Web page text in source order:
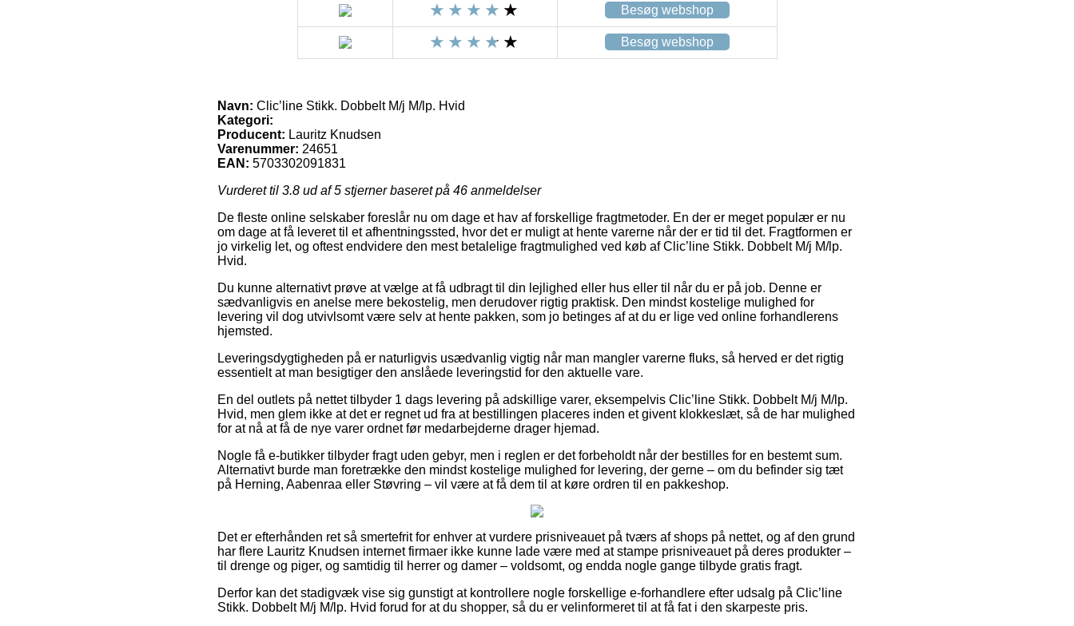
Besøg webshop
Besøg webshop
Navn: Clic’line Stikk. Dobbelt M/j M/lp. Hvid
Kategori:
Producent: Lauritz Knudsen
Varenummer: 24651
EAN: 5703302091831
Vurderet til 3.8 ud af 5 stjerner baseret på 46 anmeldelser
De fleste online selskaber foreslår nu om dage et hav af forskellige fragtmetoder. En der er meget populær er nu
om dage at få leveret til et afhentningssted, hvor det er muligt at hente varerne når der er tid til det. Fragtformen er
jo virkelig let, og oftest endvidere den mest betalelige fragtmulighed ved køb af Clic’line Stikk. Dobbelt M/j M/lp.
Hvid.
Du kunne alternativt prøve at vælge at få udbragt til din lejlighed eller hus eller til når du er på job. Denne er
sædvanligvis en anelse mere bekostelig, men derudover rigtig praktisk. Den mindst kostelige mulighed for
levering vil dog utvivlsomt være selv at hente pakken, som jo betinges af at du er lige ved online forhandlerens
hjemsted.
Leveringsdygtigheden på er naturligvis usædvanlig vigtig når man mangler varerne fluks, så herved er det rigtig
essentielt at man besigtiger den anslåede leveringstid for den aktuelle vare.
En del outlets på nettet tilbyder 1 dags levering på adskillige varer, eksempelvis Clic’line Stikk. Dobbelt M/j M/lp.
Hvid, men glem ikke at det er regnet ud fra at bestillingen placeres inden et givent klokkeslæt, så de har mulighed
for at nå at få de nye varer ordnet før medarbejderne drager hjemad.
Nogle få e-butikker tilbyder fragt uden gebyr, men i reglen er det forbeholdt når der bestilles for en bestemt sum.
Alternativt burde man foretrække den mindst kostelige mulighed for levering, der gerne – om du befinder sig tæt
på Herning, Aabenraa eller Støvring – vil være at få dem til at køre ordren til en pakkeshop.
Det er efterhånden ret så smertefrit for enhver at vurdere prisniveauet på tværs af shops på nettet, og af den grund
har flere Lauritz Knudsen internet firmaer ikke kunne lade være med at stampe prisniveauet på deres produkter –
til drenge og piger, og samtidig til herrer og damer – voldsomt, og endda nogle gange tilbyde gratis fragt.
Derfor kan det stadigvæk vise sig gunstigt at kontrollere nogle forskellige e-forhandlere efter udsalg på Clic’line
Stikk. Dobbelt M/j M/lp. Hvid forud for at du shopper, så du er velinformeret til at få fat i den skarpeste pris.